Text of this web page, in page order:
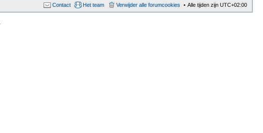
Alle tijden zijn UTC+02:00
Verwijder alle forumcookies
Het team
Contact